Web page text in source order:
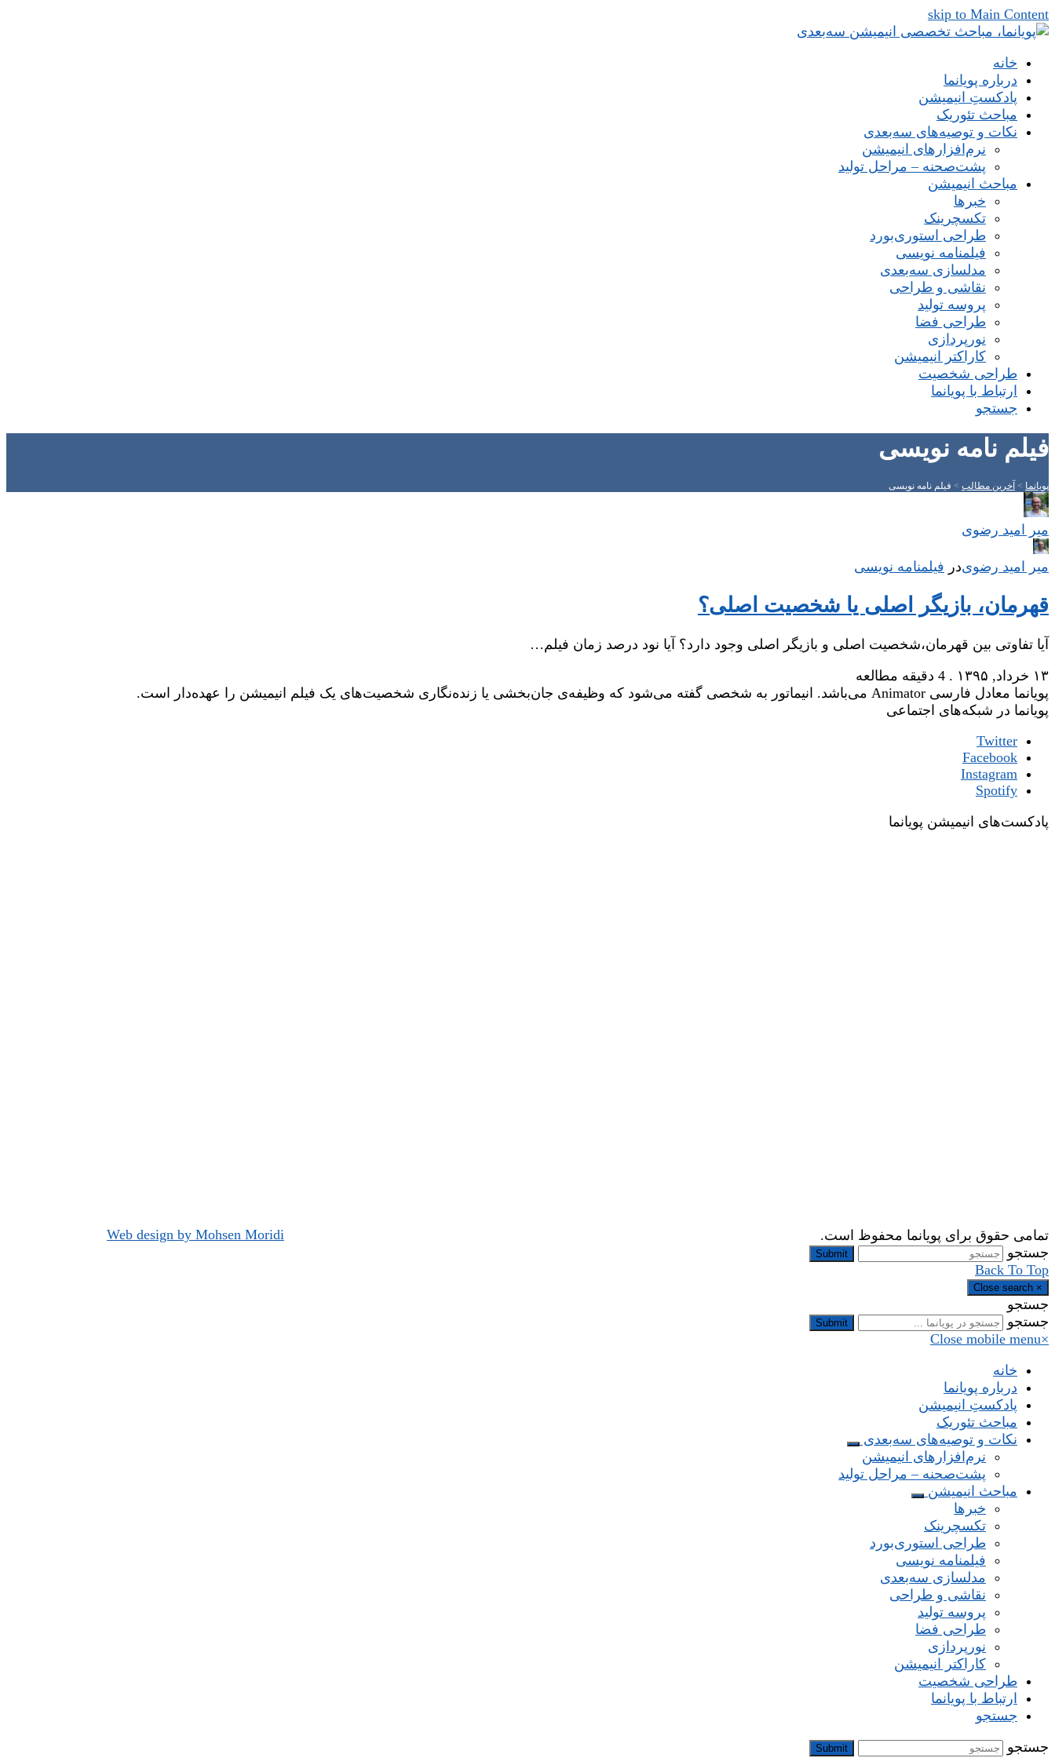
skip to Main Content
خانه
درباره پویانما
پادکستِ انیمیشن
مباحث تئوریک
نکات و توصیه‌های‌ سه‌بعدی
نرم‌افزارهای انیمیشن
پشت‌صحنه – مراحل تولید
مباحث انیمیشن
خبرها
تکسچرینک
طراحی استوری‌بورد
فیلمنامه نویسی
مدلسازی سه‌بعدی
نقاشی و طراحی
پروسه تولید
طراحی فضا
نورپردازی
کاراکتر انیمیشن
طراحی شخصیت
ارتباط با پویانما
جستجو
فیلم نامه نویسی
پویانما > آخرین مطالب > فیلم نامه نویسی
میر امید رضوی
میر امید رضویدر فیلمنامه نویسی
قهرمان، بازیگر اصلی یا شخصیت اصلی؟
آیا تفاوتی بین قهرمان،شخصیت اصلی و بازیگر اصلی وجود دارد؟ آیا نود درصد زمان فیلم…
۱۳ خرداد, ۱۳۹۵
. 4 دقیقه مطالعه
پویانما معادل فارسی Animator می‌باشد. انیماتور به شخصی گفته می‌شود که وظیفه‌ی جان‌بخشی یا زنده‌نگاری شخصیت‌های یک فیلم انیمیشن را عهده‌دار است.
پویانما در شبکه‌های اجتماعی
Twitter
Facebook
Instagram
Spotify
پادکست‌های انیمیشن پویانما
تمامی حقوق برای پویانما محفوظ است.
Web design by Mohsen Moridi
جستجو
Submit
Back To Top
×
Close search
جستجو
جستجو
Submit
×
Close mobile menu
خانه
درباره پویانما
پادکستِ انیمیشن
مباحث تئوریک
نکات و توصیه‌های‌ سه‌بعدی
نرم‌افزارهای انیمیشن
پشت‌صحنه – مراحل تولید
مباحث انیمیشن
خبرها
تکسچرینک
طراحی استوری‌بورد
فیلمنامه نویسی
مدلسازی سه‌بعدی
نقاشی و طراحی
پروسه تولید
طراحی فضا
نورپردازی
کاراکتر انیمیشن
طراحی شخصیت
ارتباط با پویانما
جستجو
جستجو
Submit